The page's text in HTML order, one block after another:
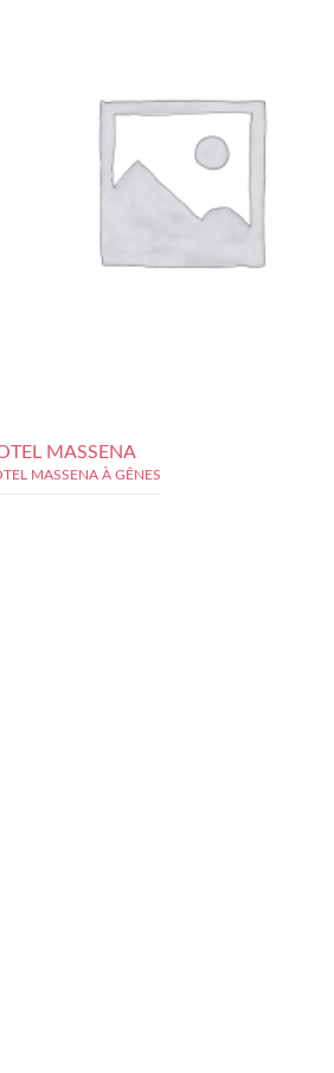
MASSENA
MASSENA À GÊNES